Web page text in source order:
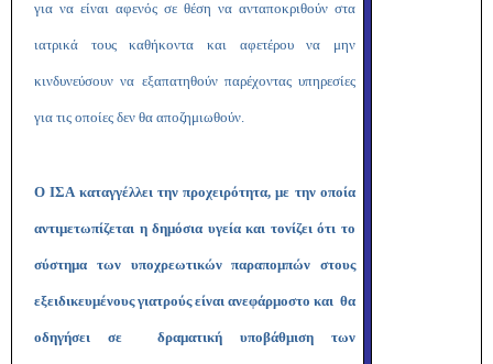
για να είναι αφενός σε θέση να ανταποκριθούν στα
ιατρικά τους καθήκοντα και αφετέρου να μην
κινδυνεύσουν να εξαπατηθούν παρέχοντας υπηρεσίες
για τις οποίες δεν θα αποζημιωθούν.
Ο ΙΣΑ καταγγέλλει την προχειρότητα, με την οποία
αντιμετωπίζεται η δημόσια υγεία και τονίζει ότι το
σύστημα των υποχρεωτικών παραπομπών στους
εξειδικευμένους γιατρούς είναι ανεφάρμοστο και θα
οδηγήσει σε δραματική υποβάθμιση των